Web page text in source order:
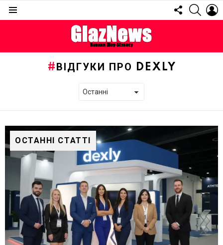
FOLLOW
US
ВІДГУКИ ПРО DEXLY
ОСТАННІ СТАТТІ